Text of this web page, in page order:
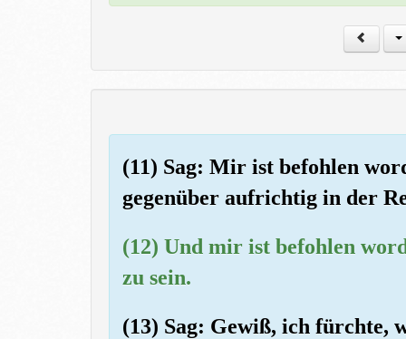
(11) Sag: Mir ist befohlen
gegenüber aufrichtig in der
(12) Und mir ist befohlen
zu sein.
(13) Sag: Gewiß, ich fürchte,